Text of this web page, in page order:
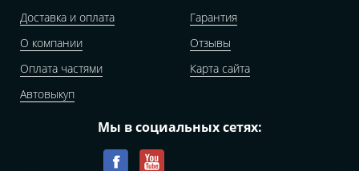
Доставка и оплата
О компании
Оплата частями
Автовыкуп
Гарантия
Отзывы
Карта сайта
Мы в социальных сетях: